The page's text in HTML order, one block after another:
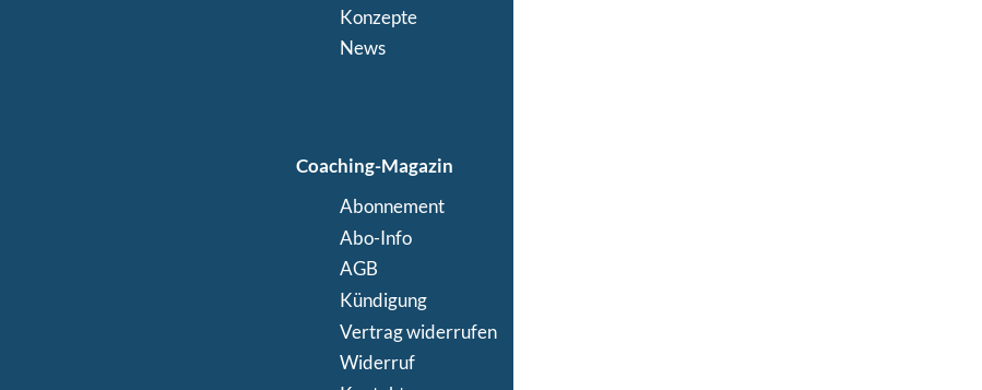
Konzepte
News
Coaching-Magazin
Abonnement
Abo-Info
AGB
Kündigung
Vertrag widerrufen
Widerruf